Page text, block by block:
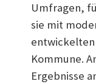
Umfragen,
sie mit
Kommune.
Ergebnisse